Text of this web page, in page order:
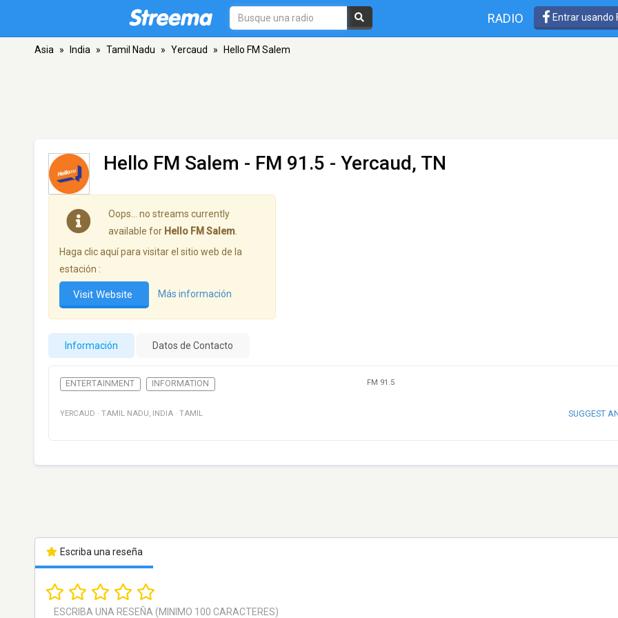
RADIO Entrar usando
Asia » India » Tamil Nadu » Yercaud » Hello FM Salem
Hello FM Salem - FM 91.5 - Yercaud, TN
Oops… no streams currently
available for Hello FM Salem
Haga clic aquí para visitar el sitio web de la
estación :
Visit Website Más información
Información Datos de Contacto
ENTERTAINMENT INFORMATION FM 91.5
YERCAUD · TAMIL NADU, INDIA · TAMIL SUGGEST
Escriba una reseña